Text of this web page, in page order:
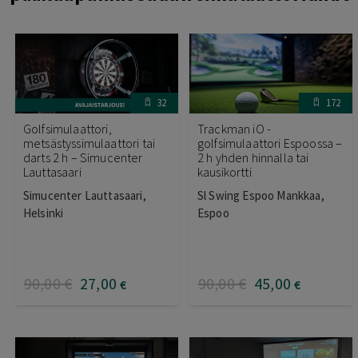
32
Golfsimulaattori,
metsästyssimulaattori tai
darts 2 h – Simucenter
Lauttasaari
Simucenter Lauttasaari,
Helsinki
90,00€ 27,00 €
172
Trackman iO -
golfsimulaattori Espoossa –
2 h yhden hinnalla tai
kausikortti
Sl Swing Espoo Mankkaa,
Espoo
90,00€ 45,00 €